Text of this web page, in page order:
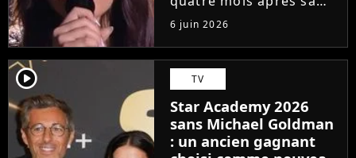
victoire à la Star
Academy, Ambre a
dévoilé J'me demande,
son premier single. Une
chanson arrivée
tardivement vis-à-vis
des carrières...
6 juin 2026
player2 TV
Star Academy 2026
sans Michael Goldman
: un ancien gagnant